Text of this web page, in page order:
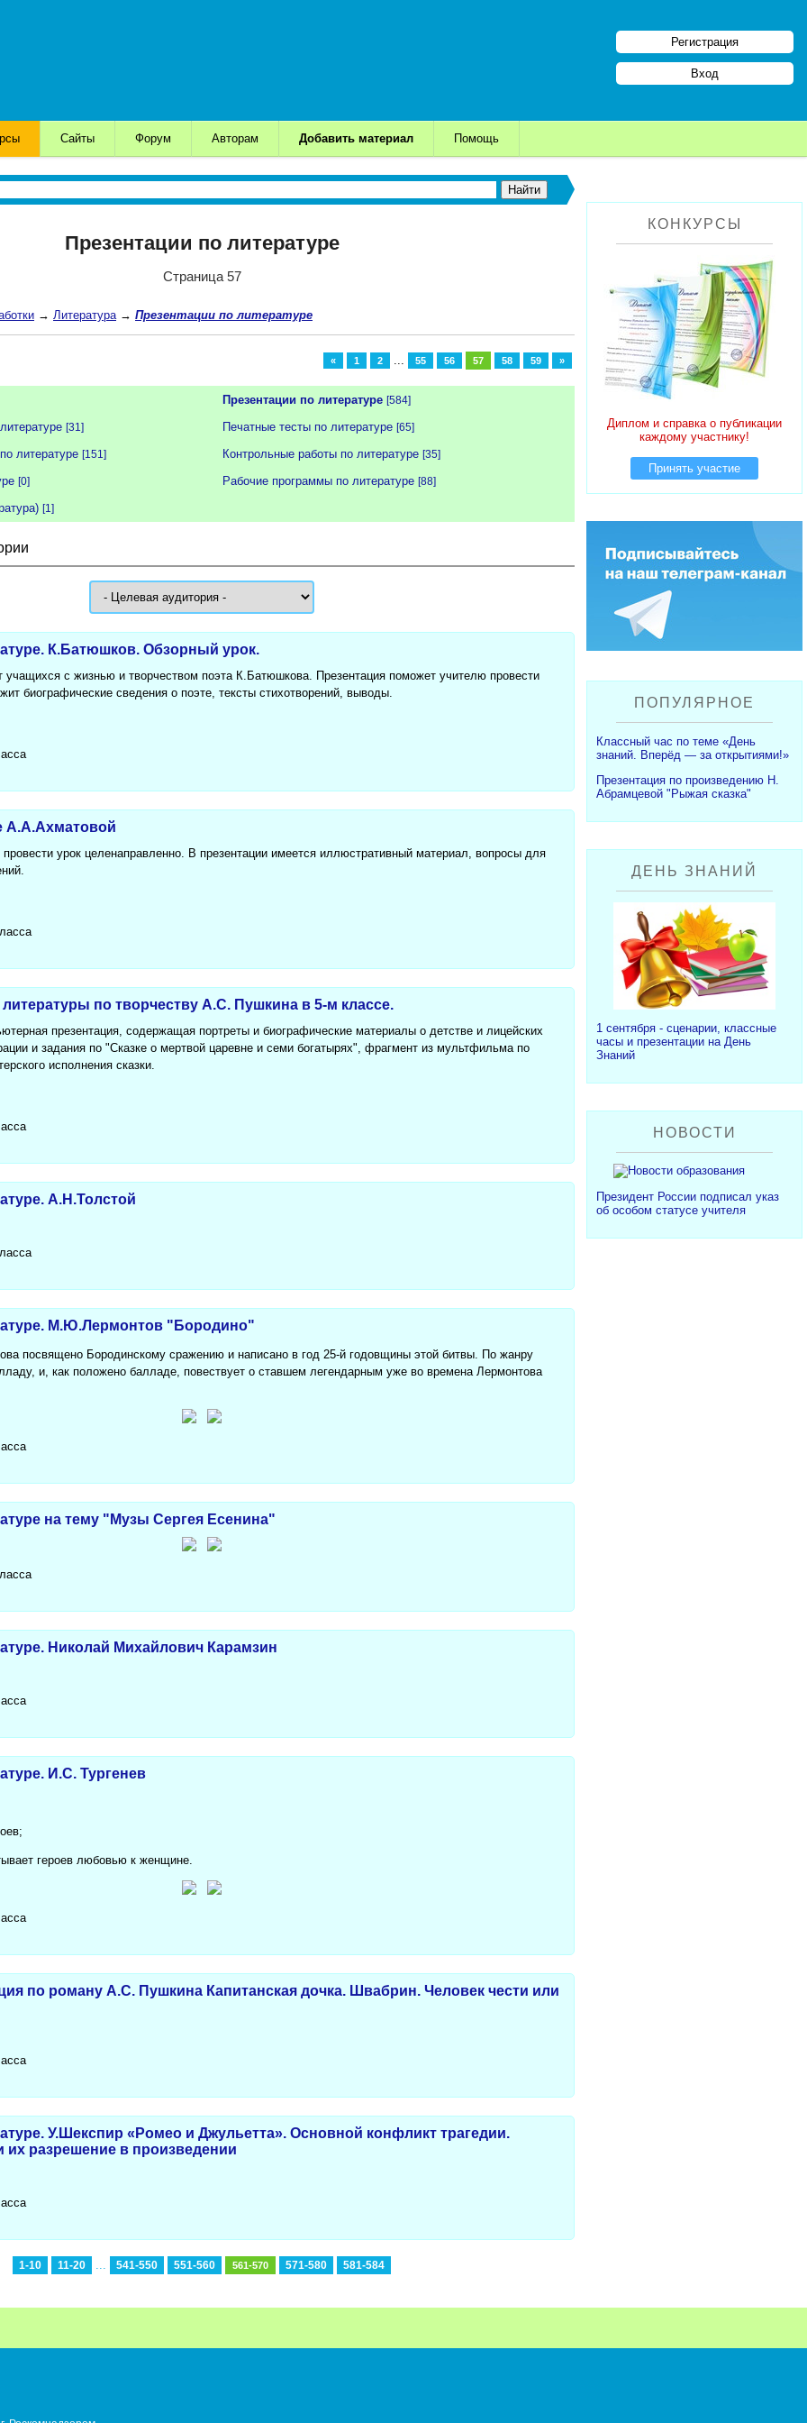
Регистрация
Вход
Сайты Форум Авторам Добавить материал Помощь
Презентации по литературе
Страница 57
→ Литература→ Презентации по литературе
« 1 2 ... 55 56 57 58 59 »
Презентации по литературе [584]
[31] Печатные тесты по литературе [65]
литературе [151] Контрольные работы по литературе [35]
[0] Рабочие программы по литературе [88]
[1]
К.Батюшков. Обзорный урок.
учащихся с жизнью и творчеством поэта К.Батюшкова. Презентация поможет учителю провести
биографические сведения о поэте, тексты стихотворений, выводы.
А.А.Ахматовой
урок целенаправленно. В презентации имеется иллюстративный материал, вопросы для
литературы по творчеству А.С. Пушкина в 5-м классе.
презентация, содержащая портреты и биографические материалы о детстве и лицейских
и задания по "Сказке о мертвой царевне и семи богатырях", фрагмент из мультфильма по
исполнения сказки.
А.Н.Толстой
М.Ю.Лермонтов "Бородино"
посвящено Бородинскому сражению и написано в год 25-й годовщины этой битвы. По жанру
и, как положено балладе, повествует о ставшем легендарным уже во времена Лермонтова
на тему "Музы Сергея Есенина"
Николай Михайлович Карамзин
И.С. Тургенев
героев любовью к женщине.
по роману А.С. Пушкина Капитанская дочка. Швабрин. Человек чести или
У.Шекспир «Ромео и Джульетта». Основной конфликт трагедии.
разрешение в произведении
1-10 11-20 ... 541-550 551-560 561-570 571-580 581-584
КОНКУРСЫ
Диплом и справка о публикации
каждому участнику!
Принять участие
ПОПУЛЯРНОЕ
Классный час по теме «День
знаний. Вперёд — за открытиями!»
Презентация по произведению Н.
Абрамцевой "Рыжая сказка"
ДЕНЬ ЗНАНИЙ
1 сентября - сценарии, классные
часы и презентации на День
Знаний
НОВОСТИ
Президент России подписал указ
об особом статусе учителя